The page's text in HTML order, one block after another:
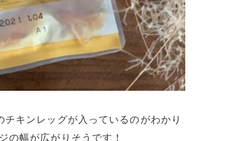
キンレッグが入っているのがわかり
の幅が広がりそうです！